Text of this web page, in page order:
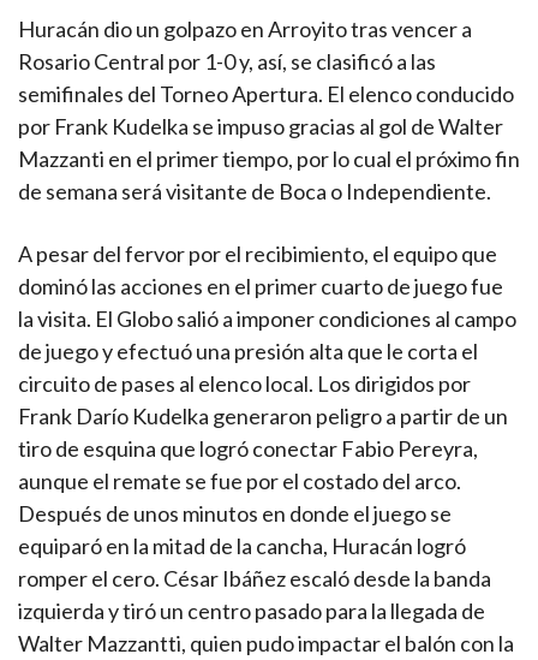
Huracán dio un golpazo en Arroyito tras vencer a
Rosario Central por 1-0 y, así, se clasificó a las
semifinales del Torneo Apertura. El elenco conducido
por Frank Kudelka se impuso gracias al gol de Walter
Mazzanti en el primer tiempo, por lo cual el próximo fin
de semana será visitante de Boca o Independiente.
A pesar del fervor por el recibimiento, el equipo que
dominó las acciones en el primer cuarto de juego fue
la visita. El Globo salió a imponer condiciones al campo
de juego y efectuó una presión alta que le corta el
circuito de pases al elenco local. Los dirigidos por
Frank Darío Kudelka generaron peligro a partir de un
tiro de esquina que logró conectar Fabio Pereyra,
aunque el remate se fue por el costado del arco.
Después de unos minutos en donde el juego se
equiparó en la mitad de la cancha, Huracán logró
romper el cero. César Ibáñez escaló desde la banda
izquierda y tiró un centro pasado para la llegada de
Walter Mazzantti, quien pudo impactar el balón con la